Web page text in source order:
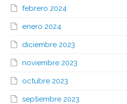
febrero 2024
enero 2024
diciembre 2023
noviembre 2023
octubre 2023
septiembre 2023